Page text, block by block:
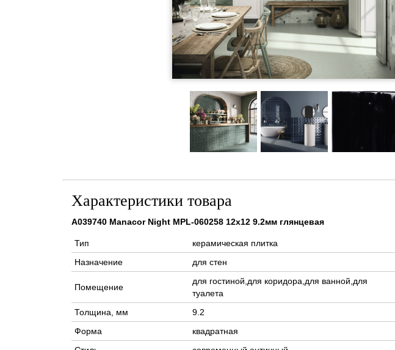
Характеристики товара
A039740 Manacor Night MPL-060258 12x12 9.2мм глянцевая
Тип
керамическая плитка
Назначение
для стен
Помещение
для гостиной,для коридора,для ванной,для
туалета
Толщина, мм
9.2
Форма
квадратная